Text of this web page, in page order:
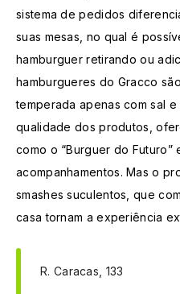
sistema de pedidos
suas mesas, no qual é
hamburguer retirando ou
hamburgueres do Gracco
temperada apenas com sal
qualidade dos produtos,
como o “Burguer do Futuro”
acompanhamentos. Mas o
smashes suculentos, que
casa tornam a experiência
R. Caracas, 133